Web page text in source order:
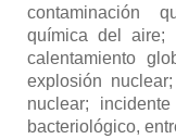
contaminación
química del aire;
calentamiento
explosión
nuclear;
bacteriológico,